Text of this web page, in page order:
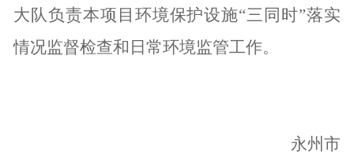
大队负责本项目环境保护设施“三同时”落实
情况监督检查和日常环境监管工作。
永州市